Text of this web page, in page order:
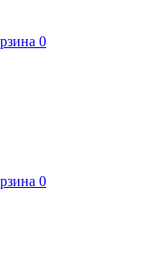
0
0